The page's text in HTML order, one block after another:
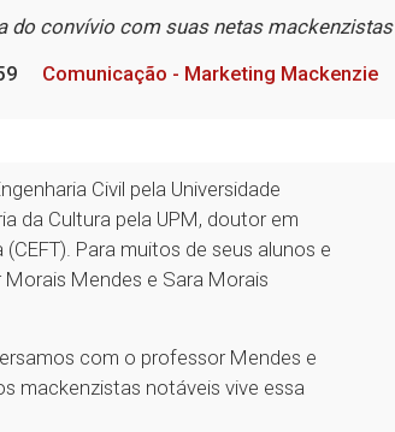
do convívio com suas netas mackenzistas
Comunicação - Marketing Mackenzie
Civil pela Universidade
da Cultura pela UPM, doutor em
Para muitos de seus alunos e
Mendes e Sara Morais
com o professor Mendes e
mackenzistas notáveis vive essa